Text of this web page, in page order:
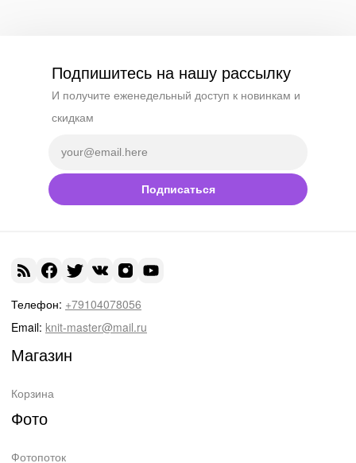
Подпишитесь на нашу рассылку
И получите еженедельный доступ к новинкам и
скидкам
Подписаться
Телефон: +79104078056
Email: knit-master@mail.ru
Магазин
Корзина
Фото
Фотопоток